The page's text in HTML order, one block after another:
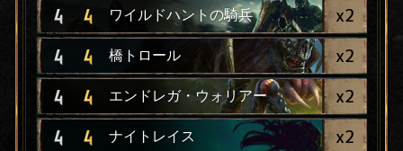
4 4 ワイルドハントの騎兵 x2
4 4 橋トロール x2
4 4 エンドレガ・ウォリアー x2
4 4 ナイトレイス x2